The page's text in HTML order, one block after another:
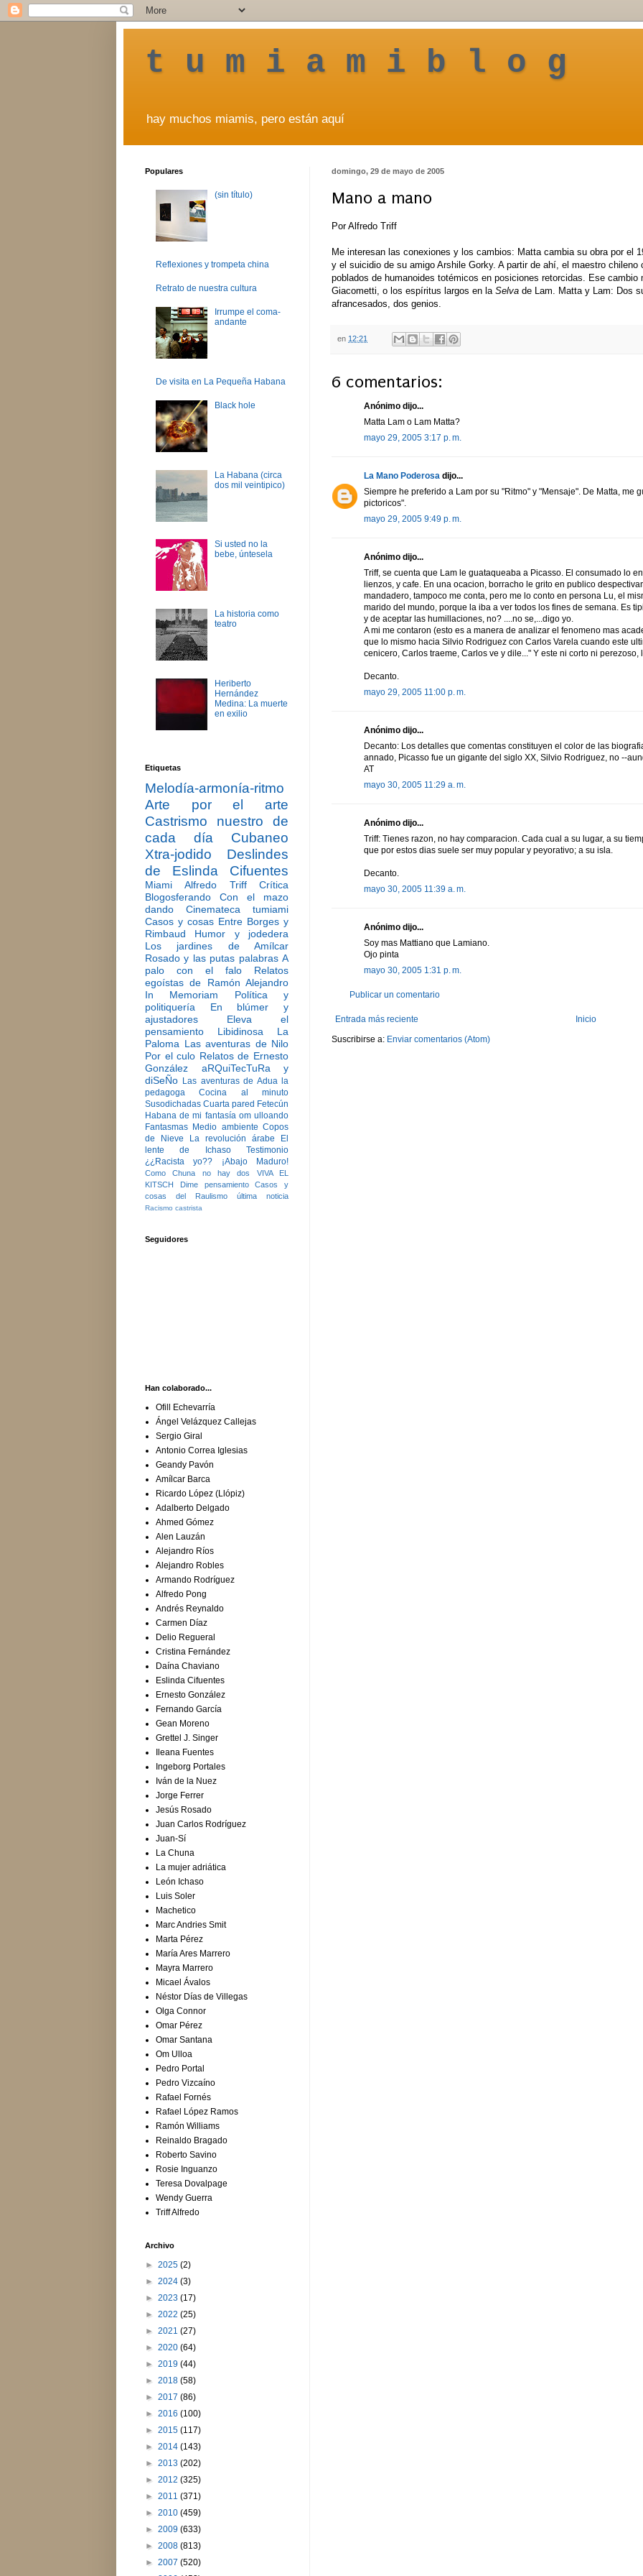
t u m i a m i b l o g
hay muchos miamis, pero están aquí
domingo, 29 de mayo de 2005
Mano a mano
Por Alfredo Triff
Me interesan las conexiones y los cambios: Matta cambia su obra por el
y el suicidio de su amigo Arshile Gorky. A partir de ahí, el maestro chileno
poblados de humanoides totémicos en posiciones retorcidas. Ese cambio
Giacometti, o los espíritus largos en la Selva de Lam. Matta y Lam: Dos
afrancesados, dos genios.
en 12:21
6 comentarios:
Anónimo dijo...
Matta Lam o Lam Matta?
mayo 29, 2005 3:17 p. m.
La Mano Poderosa dijo...
Siempre he preferido a Lam por su "Ritmo" y "Mensaje". De Matta, me
pictoricos".
mayo 29, 2005 9:49 p. m.
Anónimo dijo...
Triff, se cuenta que Lam le guataqueaba a Picasso. El consumado lo
lienzos, y cafe. En una ocacion, borracho le grito en publico
mandadero, tampoco me conta, pero me lo conto en persona Lu, el
marido del mundo, porque la iba a ver todos los fines de semana. Es
y de aceptar las humillaciones, no? ....no se,...digo yo.
A mi me contaron (esto es a manera de analizar el fenomeno mas
que lo mismo hacia Silvio Rodriguez con Carlos Varela cuando este
cenicero, Carlos traeme, Carlos ve y dile..." Y este ni corto ni
Decanto.
mayo 29, 2005 11:00 p. m.
Anónimo dijo...
Decanto: Los detalles que comentas constituyen el color de las
annado, Picasso fue un gigante del siglo XX, Silvio Rodriguez, no --
AT
mayo 30, 2005 11:29 a. m.
Anónimo dijo...
Triff: Tienes razon, no hay comparacion. Cada cual a su lugar, a su
que por estos dias suele ser muy popular y peyorativo; a su isla.
Decanto.
mayo 30, 2005 11:39 a. m.
Anónimo dijo...
Soy mas Mattiano que Lamiano.
Ojo pinta
mayo 30, 2005 1:31 p. m.
Publicar un comentario
Entrada más reciente
Inicio
Suscribirse a: Enviar comentarios (Atom)
Populares
(sin título)
Reflexiones y trompeta china
Retrato de nuestra cultura
Irrumpe el coma-
andante
De visita en La Pequeña Habana
Black hole
La Habana (circa
dos mil veintipico)
Si usted no la
bebe, úntesela
La historia como
teatro
Heriberto
Hernández
Medina: La muerte
en exilio
Etiquetas
Melodía-armonía-ritmo
Arte por el arte
Castrismo nuestro de
cada día
Cubaneo
Xtra-jodido
Deslindes
de Eslinda Cifuentes
Miami Alfredo Triff
Crítica
Blogosferando
Con el mazo
dando
Cinemateca tumiami
Casos y cosas Entre Borges y
Rimbaud
Humor y jodedera
Los jardines de Amílcar
Rosado y las putas palabras A
palo con el falo
Relatos
egoístas de Ramón Alejandro
In Memoriam
Política y
politiquería
En blúmer y
ajustadores
Eleva el
pensamiento
Libidinosa
La
Paloma Las aventuras de Nilo
Por el culo Relatos de Ernesto
González
aRQuiTecTuRa y
diSeÑo Las aventuras de Adua la
pedagoga
Cocina al minuto
Susodichadas Cuarta pared Fetecún
Habana de mi fantasía om ulloando
Fantasmas Medio ambiente Copos
de Nieve
La revolución árabe
El
lente de Ichaso
Testimonio
¿¿Racista yo??
¡Abajo Maduro!
Como Chuna no hay dos
VIVA EL
KITSCH
Dime pensamiento
Casos y
cosas del Raulismo
última noticia
Racismo castrista
Seguidores
Han colaborado...
Ofill Echevarría
Ángel Velázquez Callejas
Sergio Giral
Antonio Correa Iglesias
Geandy Pavón
Amílcar Barca
Ricardo López (Llópiz)
Adalberto Delgado
Ahmed Gómez
Alen Lauzán
Alejandro Ríos
Alejandro Robles
Armando Rodríguez
Alfredo Pong
Andrés Reynaldo
Carmen Díaz
Delio Regueral
Cristina Fernández
Daína Chaviano
Eslinda Cifuentes
Ernesto González
Fernando García
Gean Moreno
Grettel J. Singer
Ileana Fuentes
Ingeborg Portales
Iván de la Nuez
Jorge Ferrer
Jesús Rosado
Juan Carlos Rodríguez
Juan-Sí
La Chuna
La mujer adriática
León Ichaso
Luis Soler
Machetico
Marc Andries Smit
Marta Pérez
María Ares Marrero
Mayra Marrero
Micael Ávalos
Néstor Días de Villegas
Olga Connor
Omar Pérez
Omar Santana
Om Ulloa
Pedro Portal
Pedro Vizcaíno
Rafael Fornés
Rafael López Ramos
Ramón Williams
Reinaldo Bragado
Roberto Savino
Rosie Inguanzo
Teresa Dovalpage
Wendy Guerra
Triff Alfredo
Archivo
► 2025 (2)
► 2024 (3)
► 2023 (17)
► 2022 (25)
► 2021 (27)
► 2020 (64)
► 2019 (44)
► 2018 (58)
► 2017 (86)
► 2016 (100)
► 2015 (117)
► 2014 (143)
► 2013 (202)
► 2012 (325)
► 2011 (371)
► 2010 (459)
► 2009 (633)
► 2008 (813)
► 2007 (520)